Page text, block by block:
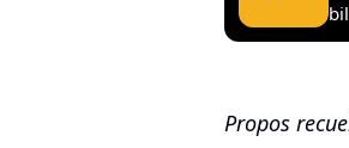
Propos